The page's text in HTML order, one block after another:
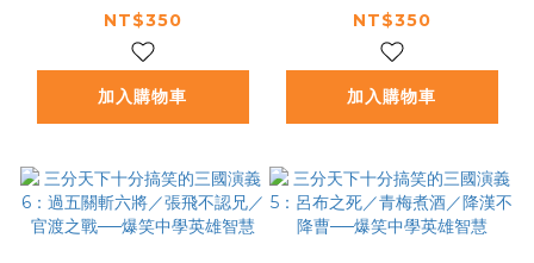
大鬧長坂橋／舌戰群儒
──爆笑中學英雄智慧
NT$350
加入購物車
皇叔失意／三顧茅廬
──爆笑中學英雄智慧
NT$350
加入購物車